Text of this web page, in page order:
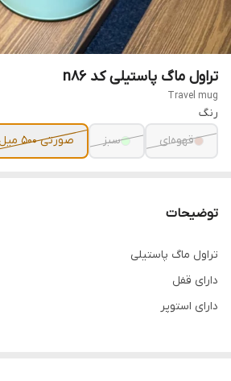
تراول ماگ پاستیلی کد n86
Travel mug
رنگ
قهوه‌ای
سبز صورتی 500 میل
توضیحات
تراول ماگ پاستیلی
دارای قفل
دارای استوپر